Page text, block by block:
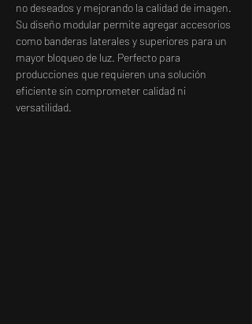
no deseados y mejorando la calidad de imagen.
Su diseño modular permite agregar accesorios
como banderas laterales y superiores para un
mayor bloqueo de luz. Perfecto para
producciones que requieren una solución
eficiente sin comprometer calidad ni
versatilidad.